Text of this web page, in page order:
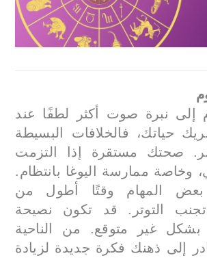
إلى نبرة صوت أكثر لطفًا عند
حياتك، فالخلافات البسيطة
صحتك مستقرة إذا التزمت
وخاصة ممارسة اليوغا بانتظام.
المهام وقتًا أطول من
تجنب التوتر. قد تكون نصيحة
بشكل غير متوقع. من الناحية
إلى ذهنك فكرة جديدة لزيادة